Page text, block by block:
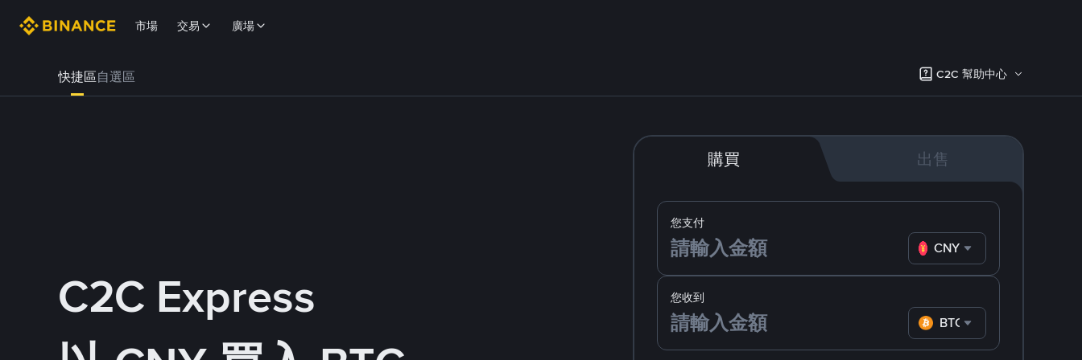
市場 交易 廣場
快捷區自選區 C2C 幫助中心
C2C Express
購買 出售
您支付
CNY
您收到
BTC